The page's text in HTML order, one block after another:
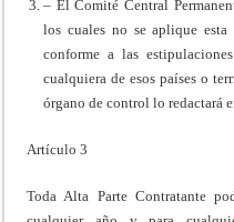
– El Comité Central
los cuales no se aplique esta
conforme a las
cualquiera de esos países o
órgano de control lo redactará
Artículo 3
Toda Alta Parte Contratante